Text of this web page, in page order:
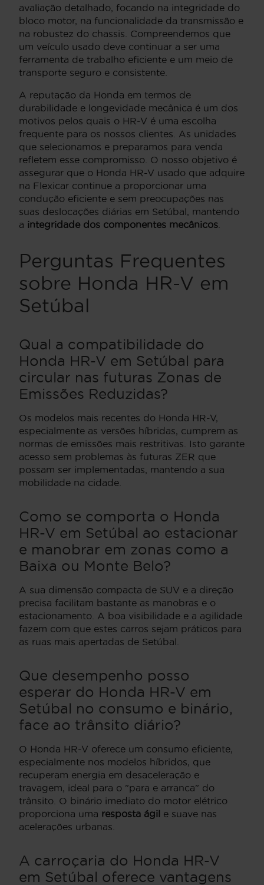
avaliação detalhado, focando na integridade do
bloco motor, na funcionalidade da transmissão e
na robustez do chassis. Compreendemos que
um veículo usado deve continuar a ser uma
ferramenta de trabalho eficiente e um meio de
transporte seguro e consistente.
A reputação da Honda em termos de
durabilidade e longevidade mecânica é um dos
motivos pelos quais o HR-V é uma escolha
frequente para os nossos clientes. As unidades
que selecionamos e preparamos para venda
refletem esse compromisso. O nosso objetivo é
assegurar que o Honda HR-V usado que adquire
na Flexicar continue a proporcionar uma
condução eficiente e sem preocupações nas
suas deslocações diárias em Setúbal, mantendo
a integridade dos componentes mecânicos
Perguntas Frequentes
sobre Honda HR-V em
Setúbal
Qual a compatibilidade do
Honda HR-V em Setúbal para
circular nas futuras Zonas de
Emissões Reduzidas?
Os modelos mais recentes do Honda HR-V,
especialmente as versões híbridas, cumprem as
normas de emissões mais restritivas. Isto garante
acesso sem problemas às futuras ZER que
possam ser implementadas, mantendo a sua
mobilidade na cidade.
Como se comporta o Honda
HR-V em Setúbal ao estacionar
e manobrar em zonas como a
Baixa ou Monte Belo?
A sua dimensão compacta de SUV e a direção
precisa facilitam bastante as manobras e o
estacionamento. A boa visibilidade e a agilidade
fazem com que estes carros sejam práticos para
as ruas mais apertadas de Setúbal.
Que desempenho posso
esperar do Honda HR-V em
Setúbal no consumo e binário,
face ao trânsito diário?
O Honda HR-V oferece um consumo eficiente,
especialmente nos modelos híbridos, que
recuperam energia em desaceleração e
travagem, ideal para o "para e arranca" do
trânsito. O binário imediato do motor elétrico
proporciona uma resposta ágil e suave nas
acelerações urbanas.
A carroçaria do Honda HR-V
em Setúbal oferece vantagens